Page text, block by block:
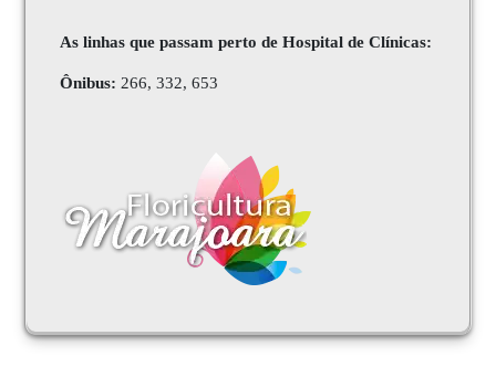
As linhas que passam perto de Hospital de Clínicas:
Ônibus: 266, 332, 653